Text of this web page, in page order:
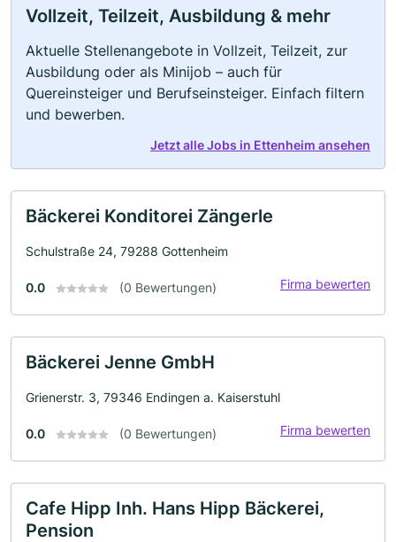
Vollzeit, Teilzeit, Ausbildung & mehr
Aktuelle Stellenangebote in Vollzeit, Teilzeit, zur
Ausbildung oder als Minijob – auch für
Quereinsteiger und Berufseinsteiger. Einfach filtern
und bewerben.
Jetzt alle Jobs in Ettenheim ansehen
Bäckerei Konditorei Zängerle
Schulstraße 24, 79288 Gottenheim
0.0 (0 Bewertungen) Firma bewerten
Bäckerei Jenne GmbH
Grienerstr. 3, 79346 Endingen a. Kaiserstuhl
0.0 (0 Bewertungen) Firma bewerten
Cafe Hipp Inh. Hans Hipp Bäckerei,
Pension